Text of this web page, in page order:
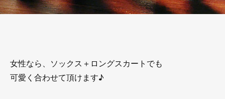
女性なら、ソックス＋ロングスカートでも
可愛く合わせて頂けます♪